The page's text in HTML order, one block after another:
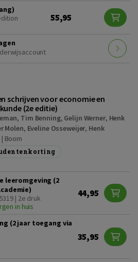
55,95
schrijven voor economie en
(2e editie)
, Tim Benning, Gelijn Werner, Henk
Molen, Eveline Osseweijer, Henk
| Boom
leeromgeving (2
| 2e druk
in huis
44,95
(2 jaar toegang via
35,95